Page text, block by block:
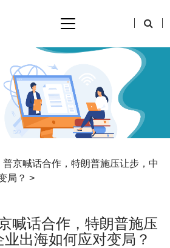
普京喊话合作，特朗普施压让步，中
局？ >
喊话合作，特朗普施压
出海如何应对变局？